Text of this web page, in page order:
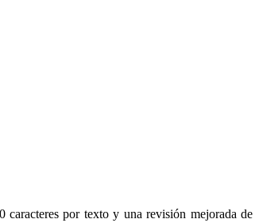
caracteres por texto y una revisión mejorada de